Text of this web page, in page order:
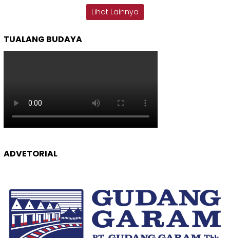
Lihat Lainnya
TUALANG BUDAYA
ADVETORIAL